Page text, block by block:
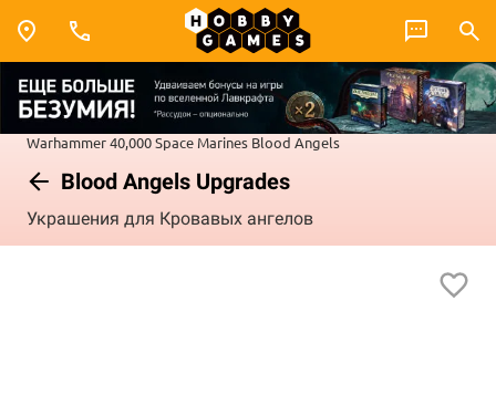
Warhammer 40,000Space Marines Blood Angels
Blood Angels Upgrades
Украшения для Кровавых ангелов